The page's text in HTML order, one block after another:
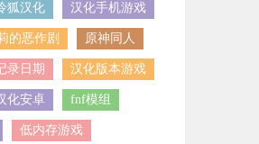
QTE系统以打出高伤害的连携招式。除
狐汉化 汉化手机游戏
的恶作剧 原神同人
录日期 汉化版本游戏
化安卓 fnf模组
低内存游戏